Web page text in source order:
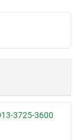
3725-3600